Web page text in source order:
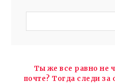
Ты же все равно не
почте? Тогда следи за